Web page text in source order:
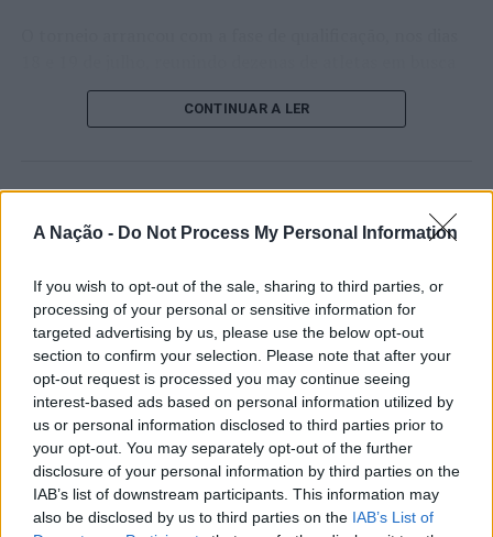
A Nação - Do Not Process My Personal Information
If you wish to opt-out of the sale, sharing to third parties, or
processing of your personal or sensitive information for
targeted advertising by us, please use the below opt-out
section to confirm your selection. Please note that after your
opt-out request is processed you may continue seeing
interest-based ads based on personal information utilized by
us or personal information disclosed to third parties prior to
your opt-out. You may separately opt-out of the further
disclosure of your personal information by third parties on the
IAB’s list of downstream participants. This information may
also be disclosed by us to third parties on the IAB’s List of
de um lugar no quadro principal. A cerimónia de
abertura contou com a presença do presidente da
início de uma competição que voltou a colocar o
concelho no centro do calendário internacional do
ténis.
Apesar das desistências de última hora de jogadores
como Casper Ruud (Noruega), Alejandro Davidovich
Fokina (Espanha) e Matteo Arnaldi (Itália), a prova
apresentou um quadro competitivo de elevado nível,
liderado pelo russo Andrey Rublev, primeiro cabeça de
série, pelo italiano Luciano Darderi, pelo chileno
Alejandro Tabilo e pelo belga Alexander Blockx.
Um dos momentos mais aguardados da semana foi
também o regresso do suíço Stan Wawrinka ao Estoril,
CONTINUAR A LER
Castelo Branco: “Bienal
Internacional de Artes e Ofícios”
promete afirmar artesanato,
património e inovação como
“motores de desenvolvimento
económico e cultural” do município
português
Publicado 1 dia atrás on 07/08/2026
Por Ígor Lopes